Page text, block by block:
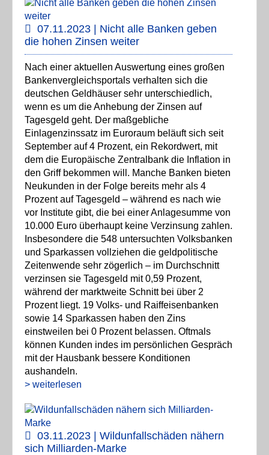
07.11.2023 | Nicht alle Banken geben
die hohen Zinsen weiter
Nach einer aktuellen Auswertung eines großen
Bankenvergleichsportals verhalten sich die
deutschen Geldhäuser sehr unterschiedlich,
wenn es um die Anhebung der Zinsen auf
Tagesgeld geht. Der maßgebliche
Einlagenzinssatz im Euroraum beläuft sich seit
September auf 4 Prozent, ein Rekordwert, mit
dem die Europäische Zentralbank die Inflation in
den Griff bekommen will. Manche Banken bieten
Neukunden in der Folge bereits mehr als 4
Prozent auf Tagesgeld – während es nach wie
vor Institute gibt, die bei einer Anlagesumme von
10.000 Euro überhaupt keine Verzinsung zahlen.
Insbesondere die 548 untersuchten Volksbanken
und Sparkassen vollziehen die geldpolitische
Zeitenwende sehr zögerlich – im Durchschnitt
verzinsen sie Tagesgeld mit 0,59 Prozent,
während der marktweite Schnitt bei über 2
Prozent liegt. 19 Volks- und Raiffeisenbanken
sowie 14 Sparkassen haben den Zins
einstweilen bei 0 Prozent belassen. Oftmals
können Kunden indes im persönlichen Gespräch
mit der Hausbank bessere Konditionen
aushandeln.
> weiterlesen
03.11.2023 | Wildunfallschäden nähern
sich Milliarden-Marke